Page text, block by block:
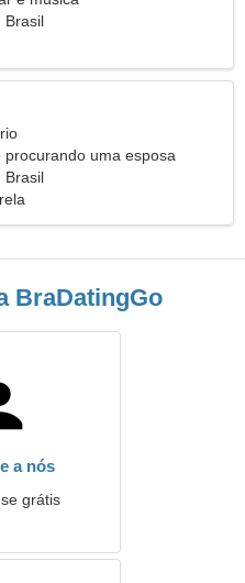
Brasil
procurando uma esposa
Brasil
BraDatingGo
a nós
grátis